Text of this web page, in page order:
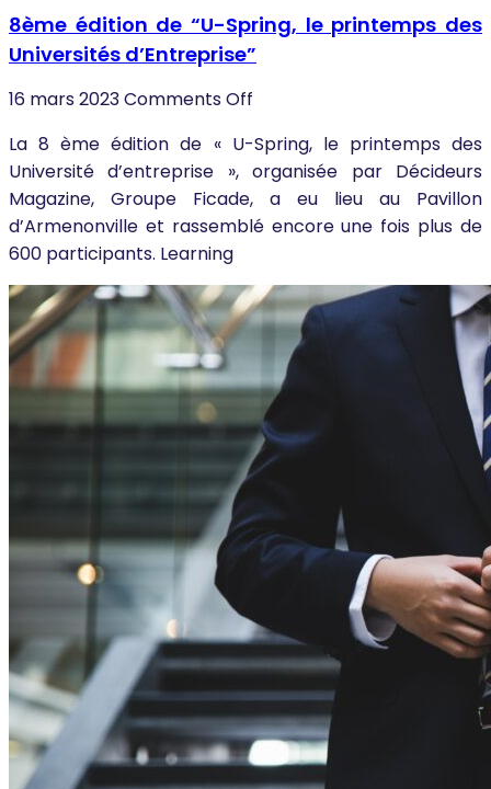
8ème édition de “U-Spring, le printemps des
Universités d’Entreprise”
16 mars 2023Comments Off
La 8 ème édition de « U-Spring, le printemps des
Université d’entreprise », organisée par Décideurs
Magazine, Groupe Ficade, a eu lieu au Pavillon
d’Armenonville et rassemblé encore une fois plus de
600 participants. Learning